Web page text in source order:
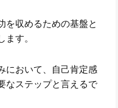
を収めるための基盤と
す。
において、自己肯定感
なステップと言えるで